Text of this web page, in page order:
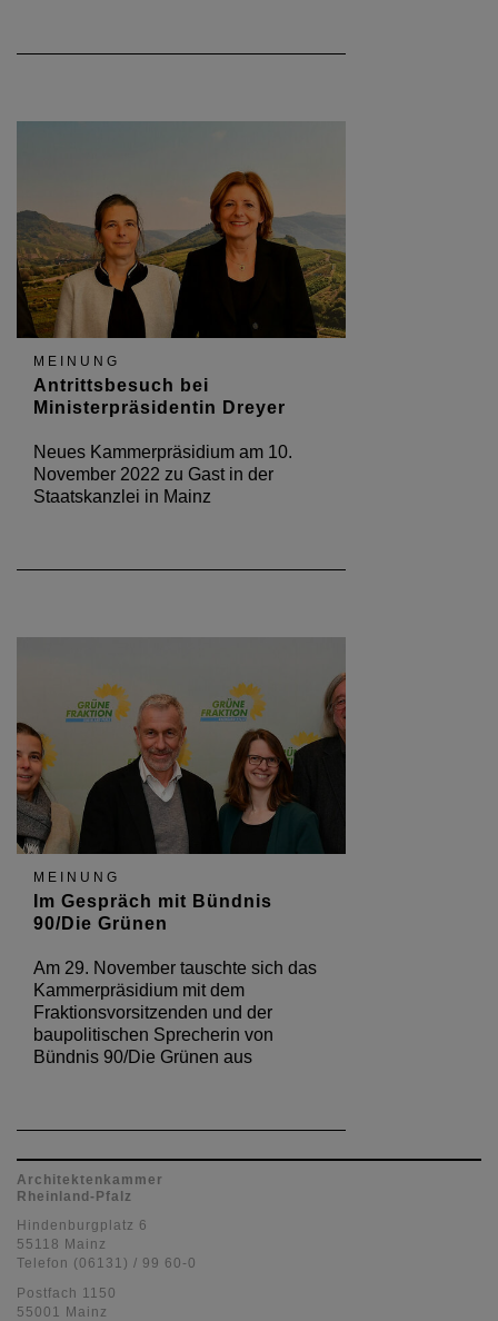
MEINUNG
Antrittsbesuch bei
Ministerpräsidentin Dreyer
Neues Kammerpräsidium am 10.
November 2022 zu Gast in der
Staatskanzlei in Mainz
MEINUNG
Im Gespräch mit Bündnis
90/Die Grünen
Am 29. November tauschte sich das
Kammerpräsidium mit dem
Fraktionsvorsitzenden und der
baupolitischen Sprecherin von
Bündnis 90/Die Grünen aus
Architektenkammer
Rheinland-Pfalz
Hindenburgplatz 6
55118 Mainz
Telefon (06131) / 99 60-0
Postfach 1150
55001 Mainz